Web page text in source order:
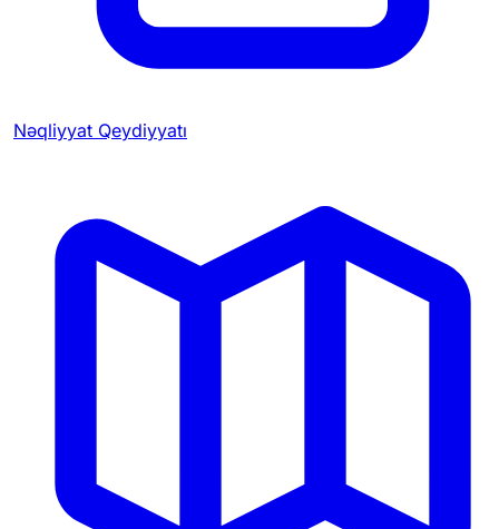
Nəqliyyat Qeydiyyatı